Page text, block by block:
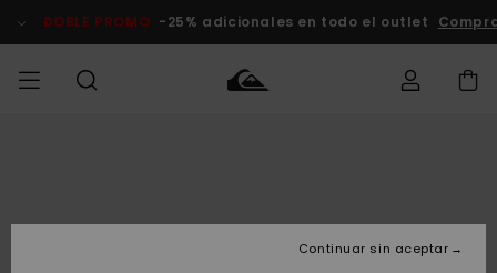
del
DOBLE PROMO -25% adicionales en todo el outlet
Envio
Continuar sin aceptar